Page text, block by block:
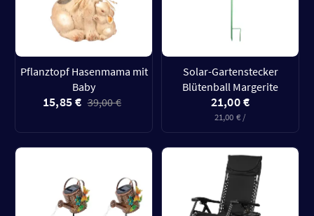
Pflanztopf Hasenmama mit
Baby
15,85 € 39,00 €
Solar-Gartenstecker
Blütenball Margerite
21,00 €
21,00 € /